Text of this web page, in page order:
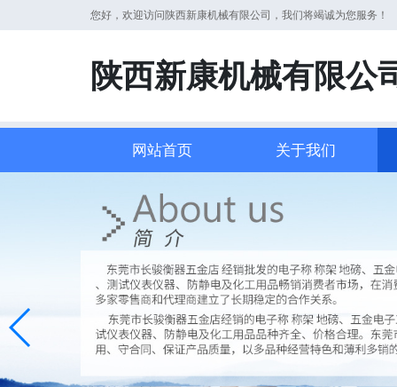
您好，欢迎访问陕西新康机械有限公司，我们将竭诚为您服务！
陕西新康机械有限公
网站首页 关于我们